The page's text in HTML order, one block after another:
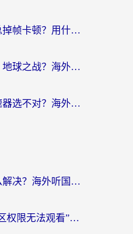
海外玩决战！平安京总掉帧卡顿？用什么加速器比较好？实测指南来了
巴西怎么玩变形金刚：地球之战？海外玩家国服游戏加速终极指南（附新诛仙延迟密室逃脱18解决办法）
在国外最终幻想14加速器选不对？海外玩家的国服游戏加速避坑指南
汽水音乐地区限制怎么解决？海外听国内音乐的实用指南来了
在海外看视频总遇“地区权限无法观看”？这篇攻略帮你轻松解锁国内影视动漫